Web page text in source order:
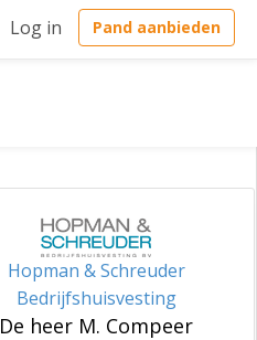
Log in Pand aanbieden
Hopman & Schreuder
Bedrijfshuisvesting
De heer M. Compeer